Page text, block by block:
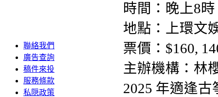
時間：晚上8時
地點： 上環文
票價：$160,
主辦機構：林
2025 年適逢
聯絡我們
廣告查詢
稿件來投
服務條款
私隠政策